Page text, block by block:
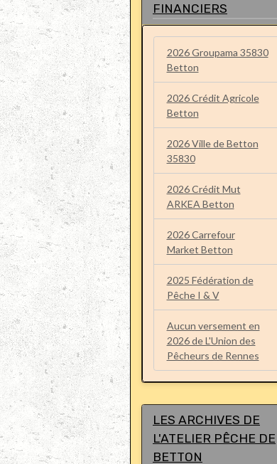
FINANCIERS
2026 Groupama 35830
Betton
2026 Crédit Agricole
Betton
2026 Ville de Betton
35830
2026 Crédit Mut
ARKEA Betton
2026 Carrefour
Market Betton
2025 Fédération de
Pêche I & V
Aucun versement en
2026 de L'Union des
Pêcheurs de Rennes
LES ARCHIVES DE
L'ATELIER PÊCHE DE
BETTON